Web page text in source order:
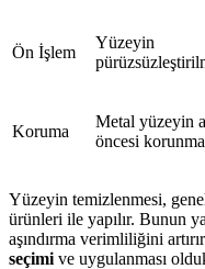
Ön İşlem
Yüzeyin
Koruma
Metal yüzeyin
öncesi
Yüzeyin temizlenmesi,
ürünleri ile yapılır. Bunun
aşındırma verimliliğini
seçimi ve uygulanması